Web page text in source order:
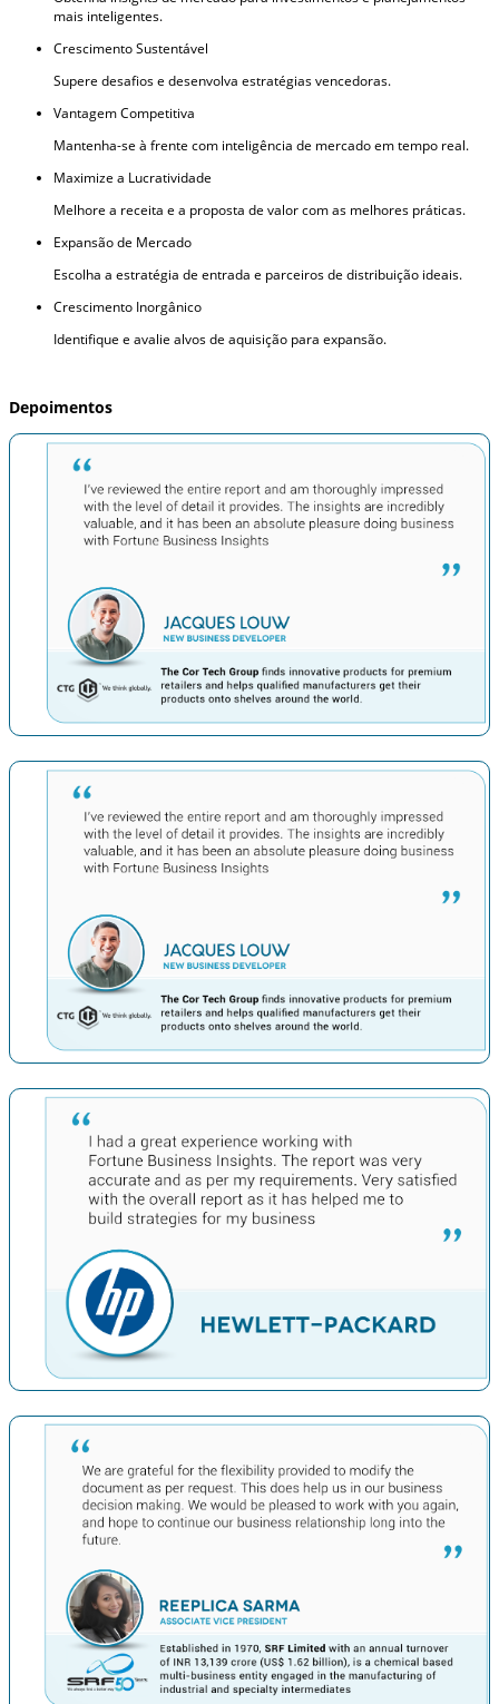
mais inteligentes.
Crescimento Sustentável
Supere desafios e desenvolva estratégias vencedoras.
Vantagem Competitiva
Mantenha-se à frente com inteligência de mercado em tempo real.
Maximize a Lucratividade
Melhore a receita e a proposta de valor com as melhores práticas.
Expansão de Mercado
Escolha a estratégia de entrada e parceiros de distribuição ideais.
Crescimento Inorgânico
Identifique e avalie alvos de aquisição para expansão.
Depoimentos